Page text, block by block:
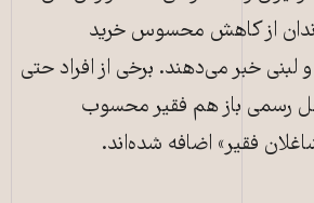
از کاهش محسوس خرید
خبر می‌دهند. برخی از افراد حتی
رسمی باز هم فقیر محسوب
فقیر» اضافه شده‌اند.